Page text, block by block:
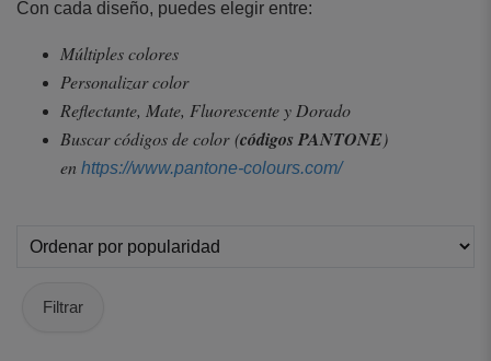
Con cada diseño, puedes elegir entre:
Múltiples colores
Personalizar color
Reflectante, Mate, Fluorescente y Dorado
Buscar códigos de color(códigos PANTONE)
en https://www.pantone-colours.com/
Filtrar